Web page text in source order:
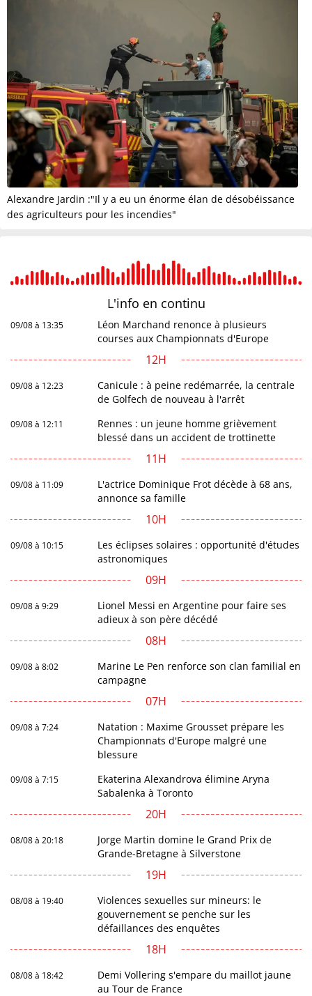
Alexandre Jardin :"Il y a eu un énorme élan de désobéissance
des agriculteurs pour les incendies"
L'info en continu
09/08 à 13:35
Léon Marchand renonce à plusieurs
courses aux Championnats d'Europe
12H
09/08 à 12:23
Canicule : à peine redémarrée, la centrale
de Golfech de nouveau à l'arrêt
09/08 à 12:11
Rennes : un jeune homme grièvement
blessé dans un accident de trottinette
11H
09/08 à 11:09
L'actrice Dominique Frot décède à 68 ans,
annonce sa famille
10H
09/08 à 10:15
Les éclipses solaires : opportunité d'études
astronomiques
09H
09/08 à 9:29
Lionel Messi en Argentine pour faire ses
adieux à son père décédé
08H
09/08 à 8:02
Marine Le Pen renforce son clan familial en
campagne
07H
09/08 à 7:24
Natation : Maxime Grousset prépare les
Championnats d'Europe malgré une
blessure
09/08 à 7:15
Ekaterina Alexandrova élimine Aryna
Sabalenka à Toronto
20H
08/08 à 20:18
Jorge Martin domine le Grand Prix de
Grande-Bretagne à Silverstone
19H
08/08 à 19:40
Violences sexuelles sur mineurs: le
gouvernement se penche sur les
défaillances des enquêtes
18H
08/08 à 18:42
Demi Vollering s'empare du maillot jaune
au Tour de France